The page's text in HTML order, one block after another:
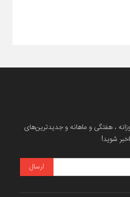
، هفتگی و ماهانه و جدیدترین‌های
شوید!